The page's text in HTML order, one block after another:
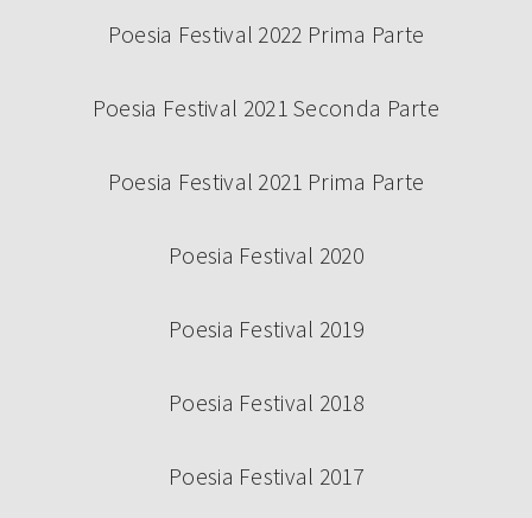
Poesia Festival 2022 Prima Parte
Poesia Festival 2021 Seconda Parte
Poesia Festival 2021 Prima Parte
Poesia Festival 2020
Poesia Festival 2019
Poesia Festival 2018
Poesia Festival 2017